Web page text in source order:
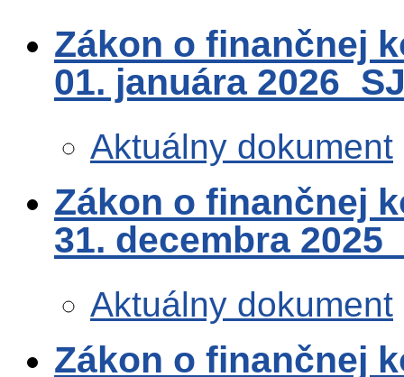
Zákon o finančnej
01. januára
Aktuálny dokument
Zákon o finančnej
31. decembra
Aktuálny dokument
Zákon o finančnej